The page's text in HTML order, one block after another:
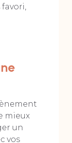
mieux
un
vos